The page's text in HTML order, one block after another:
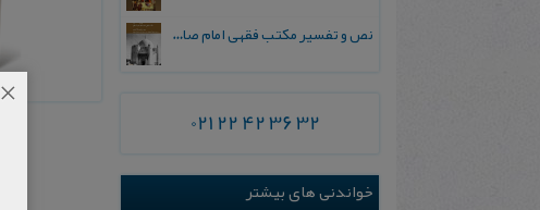
نص و تفسیر مکتب فقهی امام صادق علیه السلام
021 22 42 36 32
خواندنی های بیشتر
×